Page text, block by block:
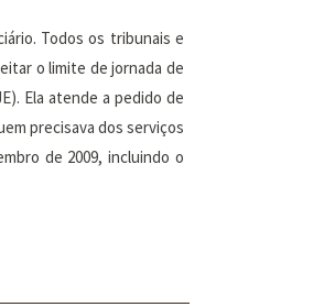
Todos os tribunais e
o limite de jornada de
Ela atende a pedido de
precisava dos serviços
de 2009, incluindo o